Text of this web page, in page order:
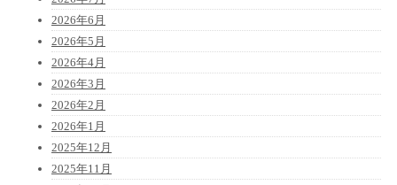
2026年6月
2026年5月
2026年4月
2026年3月
2026年2月
2026年1月
2025年12月
2025年11月